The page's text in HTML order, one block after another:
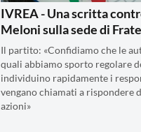
IVREA - Una scritta
Meloni sulla sede di
Il partito: «Confidiamo che le
quali abbiamo sporto regolare
individuino rapidamente i
vengano chiamati a rispondere
azioni»